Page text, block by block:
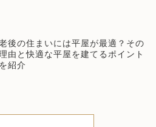
後の住まいには平屋が最適？その
由と快適な平屋を建てるポイント
を紹介